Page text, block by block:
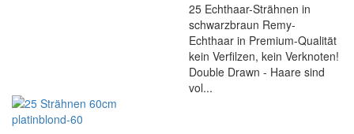
25 Echthaar-Strähnen in
schwarzbraun Remy-
Echthaar in Premium-Qualität
kein Verfilzen, kein Verknoten!
Double Drawn - Haare sind
vol...